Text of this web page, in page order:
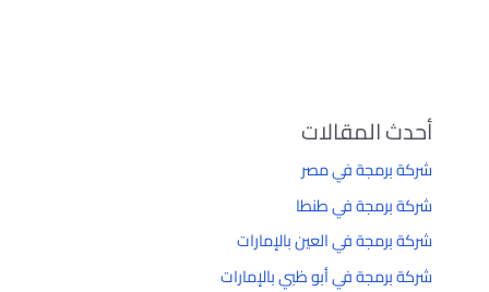
أحدث المقالات
شركة برمجة في مصر
شركة برمجة في طنطا
شركة برمجة في العين بالإمارات
شركة برمجة في أبو ظبي بالإمارات